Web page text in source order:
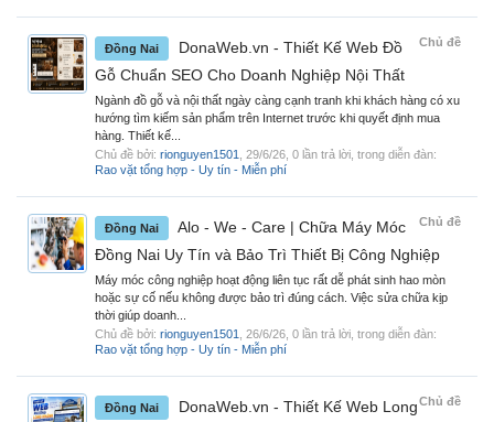
Chủ đề
Đồng Nai
DonaWeb.vn - Thiết Kế Web Đồ
Gỗ Chuẩn SEO Cho Doanh Nghiệp Nội Thất
Ngành đồ gỗ và nội thất ngày càng cạnh tranh khi khách hàng có xu
hướng tìm kiếm sản phẩm trên Internet trước khi quyết định mua
hàng. Thiết kế...
Chủ đề bởi: rionguyen1501 29/6/26 , 0 lần trả lời, trong diễn đàn:
Rao vặt tổng hợp - Uy tín - Miễn phí
Chủ đề
Đồng Nai
Alo - We - Care | Chữa Máy Móc
Đồng Nai Uy Tín và Bảo Trì Thiết Bị Công Nghiệp
Máy móc công nghiệp hoạt động liên tục rất dễ phát sinh hao mòn
hoặc sự cố nếu không được bảo trì đúng cách. Việc sửa chữa kịp
thời giúp doanh...
Chủ đề bởi: rionguyen1501 26/6/26 , 0 lần trả lời, trong diễn đàn:
Rao vặt tổng hợp - Uy tín - Miễn phí
Chủ đề
Đồng Nai DonaWeb.vn - Thiết Kế Web Long